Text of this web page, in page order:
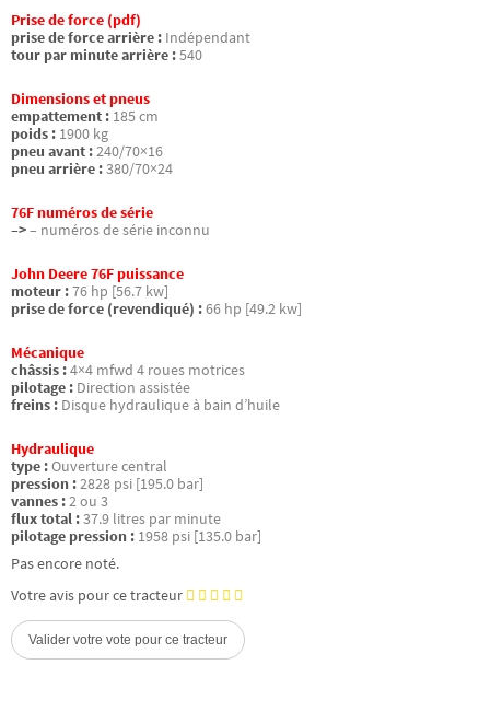
Prise de force (pdf)
prise de force arrière : Indépendant
tour par minute arrière :540
Dimensions et pneus
empattement : 185 cm
poids : 1900 kg
pneu avant :240/70×16
pneu arrière :380/70×24
76F numéros de série
–>– numéros de série inconnu
John Deere 76F puissance
moteur :76 hp [56.7 kw]
prise de force (revendiqué) :66 hp [49.2 kw]
Mécanique
châssis :4×4 mfwd 4 roues motrices
pilotage : Direction assistée
freins : Disque hydraulique à bain d’huile
Hydraulique
type :Ouverture central
pression :2828 psi [195.0 bar]
vannes :2 ou 3
flux total :37.9 litres par minute
pilotage pression : 1958 psi [135.0 bar]
Pas encore noté.
Votre avis pour ce tracteur